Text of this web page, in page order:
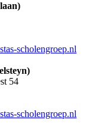
scholengroep.nl
54
scholengroep.nl